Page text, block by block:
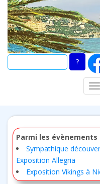
Skip
main
content
Parmi les évènements
Sympathique
Exposition Allegria
Exposition Vikings à